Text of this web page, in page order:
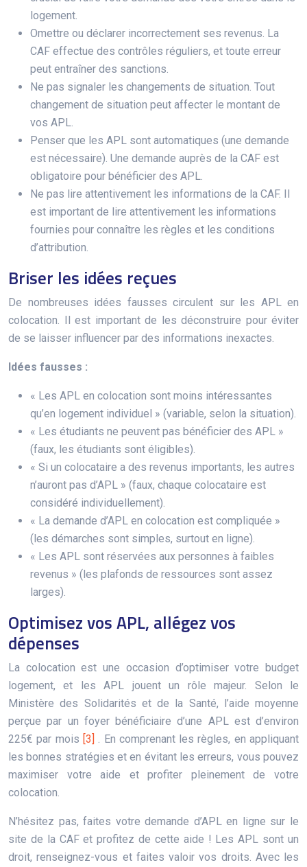
logement.
Omettre ou déclarer incorrectement ses revenus. La
CAF effectue des contrôles réguliers, et toute erreur
peut entraîner des sanctions.
Ne pas signaler les changements de situation. Tout
changement de situation peut affecter le montant de
vos APL.
Penser que les APL sont automatiques (une demande
est nécessaire). Une demande auprès de la CAF est
obligatoire pour bénéficier des APL.
Ne pas lire attentivement les informations de la CAF. Il
est important de lire attentivement les informations
fournies pour connaître les règles et les conditions
d’attribution.
Briser les idées reçues
De nombreuses idées fausses circulent sur les APL en
colocation. Il est important de les déconstruire pour éviter
de se laisser influencer par des informations inexactes.
Idées fausses :
« Les APL en colocation sont moins intéressantes
qu’en logement individuel » (variable, selon la situation).
« Les étudiants ne peuvent pas bénéficier des APL »
(faux, les étudiants sont éligibles).
« Si un colocataire a des revenus importants, les autres
n’auront pas d’APL » (faux, chaque colocataire est
considéré individuellement).
« La demande d’APL en colocation est compliquée »
(les démarches sont simples, surtout en ligne).
« Les APL sont réservées aux personnes à faibles
revenus » (les plafonds de ressources sont assez
larges).
Optimisez vos APL, allégez vos
dépenses
La colocation est une occasion d’optimiser votre budget
logement, et les APL jouent un rôle majeur. Selon le
Ministère des Solidarités et de la Santé, l’aide moyenne
perçue par un foyer bénéficiaire d’une APL est d’environ
225€ par mois [3]
. En comprenant les règles, en appliquant
les bonnes stratégies et en évitant les erreurs, vous pouvez
maximiser votre aide et profiter pleinement de votre
colocation.
N’hésitez pas, faites votre demande d’APL en ligne sur le
site de la CAF et profitez de cette aide ! Les APL sont un
droit, renseignez-vous et faites valoir vos droits. Avec les